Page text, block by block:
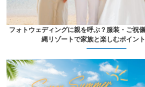
フォトウェディングに親を呼ぶ？服装・ご祝
縄リゾートで家族と楽しむポイン